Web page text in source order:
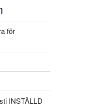
för
INSTÄLLD​